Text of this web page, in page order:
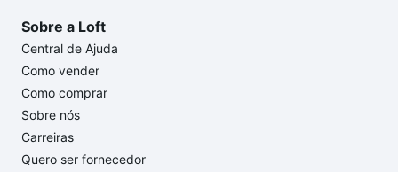
Sobre a Loft
Central de Ajuda
Como vender
Como comprar
Sobre nós
Carreiras
Quero ser fornecedor